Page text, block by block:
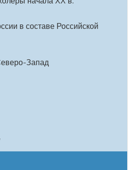
в составе Российской
Запад